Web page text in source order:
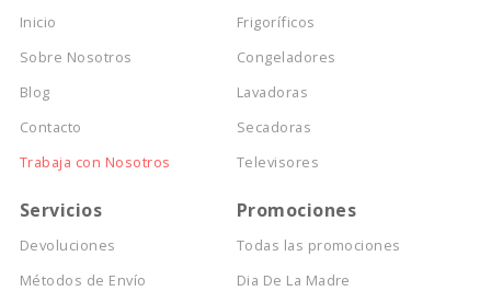
Inicio
Sobre Nosotros
Blog
Contacto
Trabaja con Nosotros
Frigoríficos
Congeladores
Lavadoras
Secadoras
Televisores
Servicios
Devoluciones
Métodos de Envío
Promociones
Todas las promociones
Dia De La Madre